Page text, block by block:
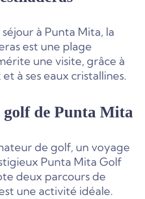
à Punta Mita, la
est une plage
une visite, grâce à
à ses eaux cristallines.
golf de Punta Mita
de golf, un voyage
Punta Mita Golf
deux parcours de
une activité idéale.